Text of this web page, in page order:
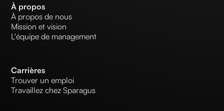
À propos
À propos de nous
Mission et vision
L'équipe de management
Carrières
Trouver un emploi
Travaillez chez Sparagus